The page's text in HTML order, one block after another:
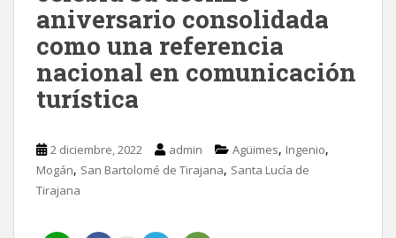
aniversario consolidada
como una referencia
nacional en comunicación
turística
2 diciembre, 2022 admin Agüimes, Ingenio,
Mogán, San Bartolomé de Tirajana, Santa Lucía de
Tirajana